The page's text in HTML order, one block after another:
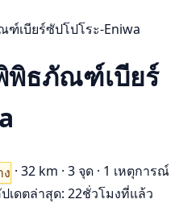
เบียร์ซัปโปโระ-Eniwa
พิธภัณฑ์เบียร์
· 32 km · 3 จุด · 1 เหตุการณ์
เดตล่าสุด: 22ชั่วโมงที่แล้ว